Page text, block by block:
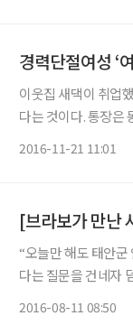
경력단절여성 ‘
이웃집 새댁이 취업
다는 것이다. 통장은
2016-11-21 11:01
“오늘만 해도 태안군 안
다는 질문을 건네자
2016-08-11 08:50